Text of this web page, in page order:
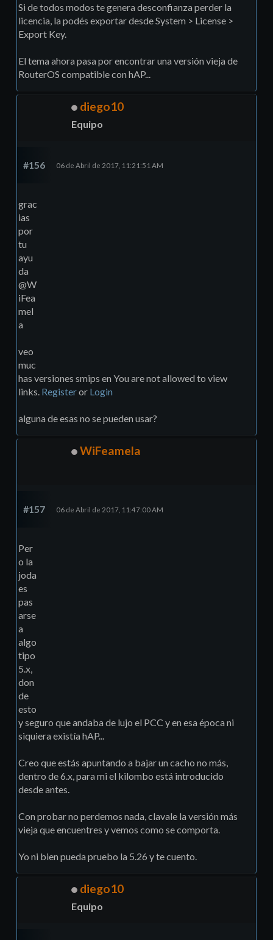
Si de todos modos te genera desconfianza perder la
licencia, la podés exportar desde System > License >
Export Key.
El tema ahora pasa por encontrar una versión vieja de
RouterOS compatible con hAP...
diego10
Equipo
#156 06 de Abril de 2017, 11:21:51 AM
grac
ias
por
tu
ayu
da
@W
iFea
mel
a
veo
muc
has versiones smips en You are not allowed to view
links. Registeror Login
alguna de esas no se pueden usar?
WiFeamela
#157 06 de Abril de 2017, 11:47:00 AM
Per
o la
joda
es
pas
arse
a
algo
tipo
5.x,
don
de
esto
y seguro que andaba de lujo el PCC y en esa época ni
siquiera existía hAP...
Creo que estás apuntando a bajar un cacho no más,
dentro de 6.x, para mi el kilombo está introducido
desde antes.
Con probar no perdemos nada, clavale la versión más
vieja que encuentres y vemos como se comporta.
Yo ni bien pueda pruebo la 5.26 y te cuento.
diego10
Equipo